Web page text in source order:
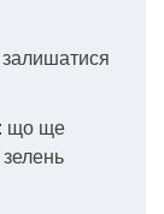
залишатися
що ще
зелень